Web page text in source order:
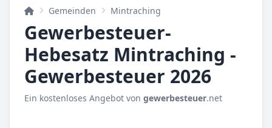
Gemeinden Mintraching
Gewerbesteuer-
Hebesatz Mintraching -
Gewerbesteuer 2026
Ein kostenloses Angebot von gewerbesteuer.net